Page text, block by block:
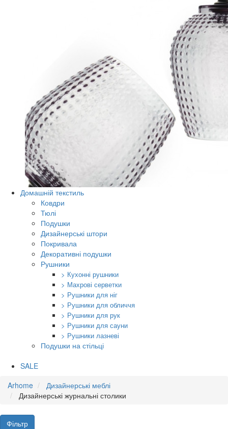
Домашній текстиль
Ковдри
Тюлі
Подушки
Дизайнерські штори
Покривала
Декоративні подушки
Рушники
> Кухонні рушники
> Махрові серветки
> Рушники для ніг
> Рушники для обличчя
> Рушники для рук
> Рушники для сауни
> Рушники лазневі
Подушки на стільці
SALE
Arhome
Дизайнерські меблі
Дизайнерські журнальні столики
Фільтр